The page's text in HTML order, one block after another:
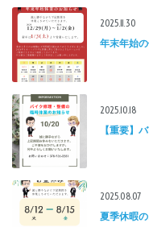
2025.11.30
年末年始
2025.10.18
【重要】
2025.08.07
夏季休暇